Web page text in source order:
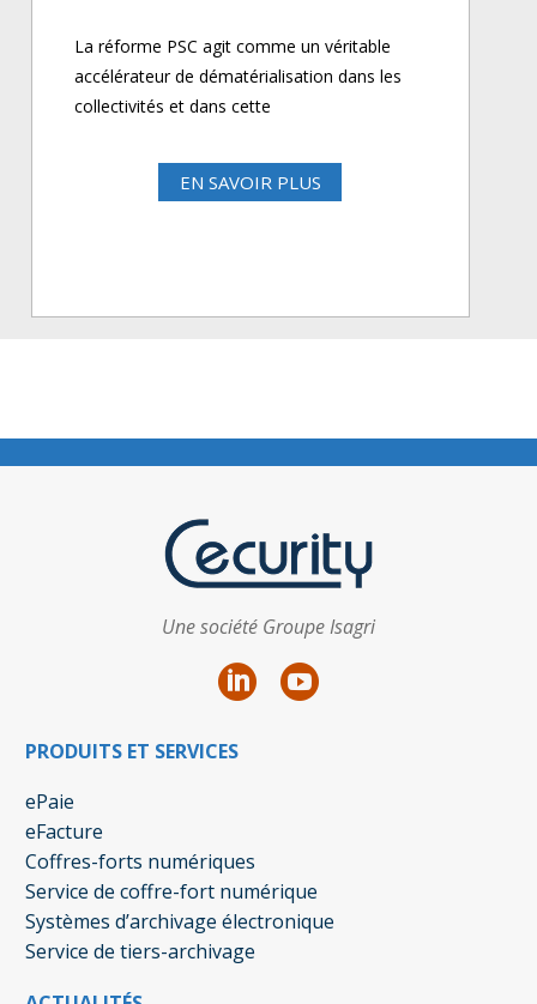
La réforme PSC agit comme un véritable
accélérateur de dématérialisation dans les
collectivités et dans cette
EN SAVOIR PLUS
Une société Groupe Isagri
PRODUITS ET SERVICES
ePaie
eFacture
Coffres-forts numériques
Service de coffre-fort numérique
Systèmes d’archivage électronique
Service de tiers-archivage